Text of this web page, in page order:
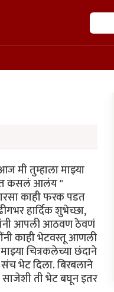
शोध
मी तुम्हाला माझ्या
कसलं आलंय "
काही फरक पडत
हार्दिक शुभेच्छा,
आपली आठवण ठेवणं
काही भेटवस्तू आणली
चित्रकलेच्या छंदाने
भेट दिला. बिरबलाने
साजेशी ती भेट बघून इतर